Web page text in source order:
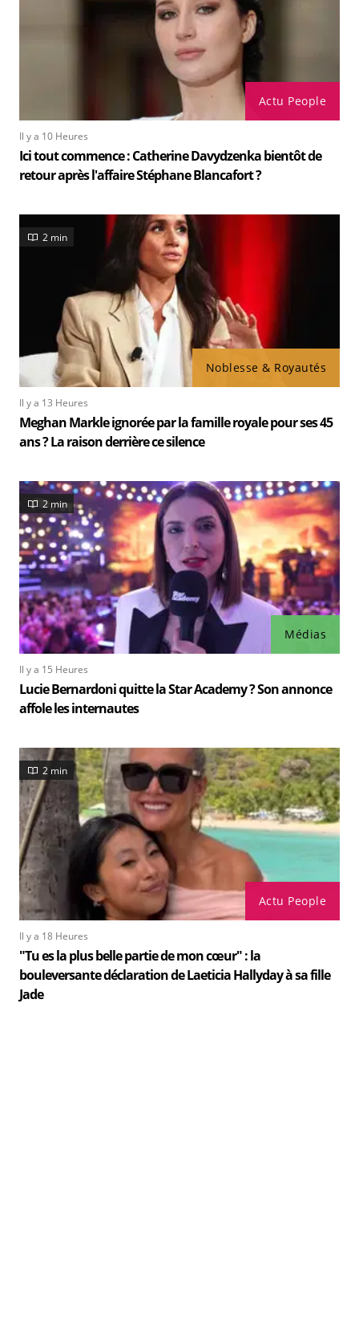
Actu People
Il y a 10 Heures
Ici tout commence : Catherine Davydzenka bientôt de
retour après l'affaire Stéphane Blancafort ?
Noblesse & Royautés
2 min
Il y a 13 Heures
Meghan Markle ignorée par la famille royale pour ses 45
ans ? La raison derrière ce silence
Médias
2 min
Il y a 15 Heures
Lucie Bernardoni quitte la Star Academy ? Son annonce
affole les internautes
Actu People
2 min
Il y a 18 Heures
"Tu es la plus belle partie de mon cœur" : la
bouleversante déclaration de Laeticia Hallyday à sa fille
Jade